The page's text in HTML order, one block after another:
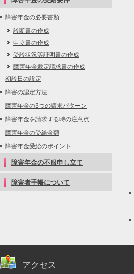
障害年金の必要書類
診断書の作成
申立書の作成
受診状況等証明書の作成
障害年金裁定請求書の作成
初診日の設定
障害の認定方法
障害年金の3つの請求パターン
障害年金を請求する時の注意点
障害年金の受給金額
障害年金受給のポイント
障害年金の不服申し立て
障害者手帳について
アクセス